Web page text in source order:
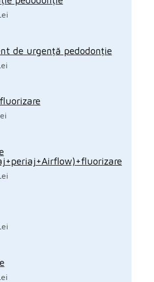
de urgență pedodonție